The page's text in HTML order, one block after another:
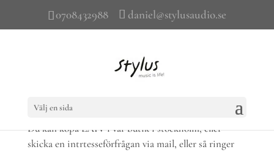
0708432988 daniel@stylusaudio.se
Välj en sida
Så köper du LAIV
Du kan köpa LAIV i vår butik i stockholm, eller
skicka en intrtesseförfrågan via mail, eller så ringer